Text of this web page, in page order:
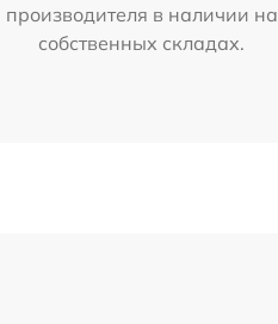
производителя в наличии на
собственных складах.